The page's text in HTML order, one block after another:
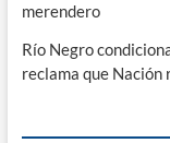
merendero
Río Negro
reclama que